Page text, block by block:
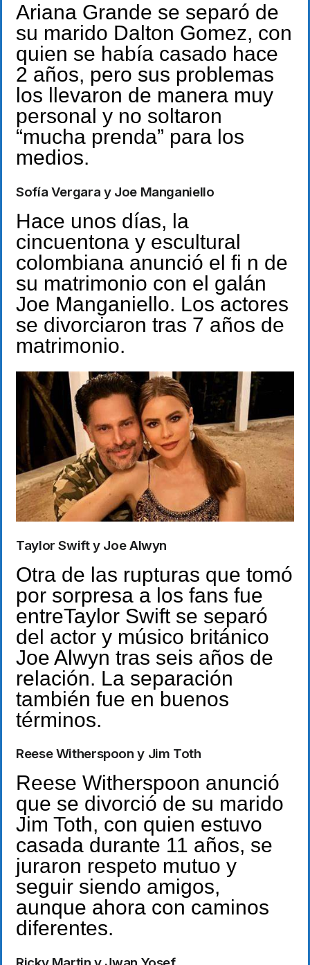
Ariana Grande se separó de
su marido Dalton Gomez, con
quien se había casado hace
2 años, pero sus problemas
los llevaron de manera muy
personal y no soltaron
“mucha prenda” para los
medios.
Sofía Vergara y Joe Manganiello
Hace unos días, la
cincuentona y escultural
colombiana anunció el fi n de
su matrimonio con el galán
Joe Manganiello. Los actores
se divorciaron tras 7 años de
matrimonio.
Taylor Swift y Joe Alwyn
Otra de las rupturas que tomó
por sorpresa a los fans fue
entreTaylor Swift se separó
del actor y músico británico
Joe Alwyn tras seis años de
relación. La separación
también fue en buenos
términos.
Reese Witherspoon y Jim Toth
Reese Witherspoon anunció
que se divorció de su marido
Jim Toth, con quien estuvo
casada durante 11 años, se
juraron respeto mutuo y
seguir siendo amigos,
aunque ahora con caminos
diferentes.